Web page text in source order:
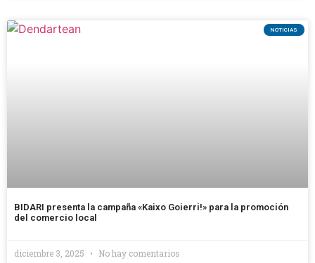
NOTICIAS
BIDARI presenta la campaña «Kaixo Goierri!» para la promoción
del comercio local
diciembre 3, 2025 No hay comentarios